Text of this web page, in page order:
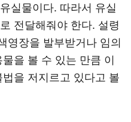
실물이다. 따라서 유실
전달해줘야 한다. 설령
영장을 발부받거나 임의
을 볼 수 있는 만큼 이
을 저지르고 있다고 볼